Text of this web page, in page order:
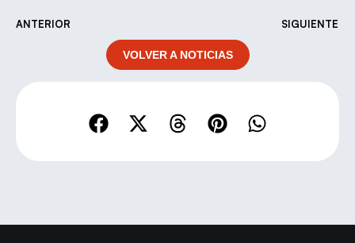
ANTERIOR SIGUIENTE
VOLVER A NOTICIAS